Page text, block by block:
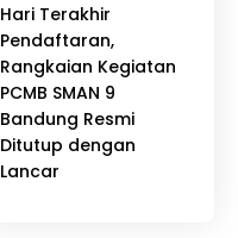
Hari Terakhir
Pendaftaran,
Rangkaian Kegiatan
PCMB SMAN 9
Bandung Resmi
Ditutup dengan
Lancar